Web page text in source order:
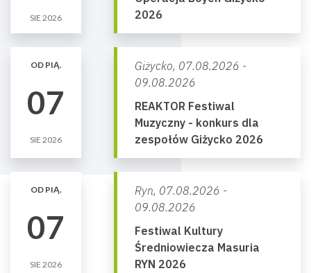
SIE 2026
2026
OD PIĄ.
07
SIE 2026
Giżycko, 07.08.2026 -
09.08.2026
REAKTOR Festiwal
Muzyczny - konkurs dla
zespołów Giżycko 2026
OD PIĄ.
07
SIE 2026
Ryn, 07.08.2026 -
09.08.2026
Festiwal Kultury
Średniowiecza Masuria
RYN 2026